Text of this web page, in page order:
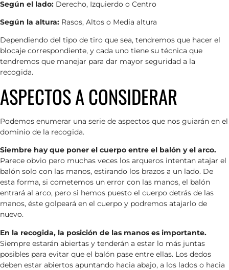
Según el lado: Derecho, Izquierdo o Centro
Según la altura: Rasos, Altos o Media altura
Dependiendo del tipo de tiro que sea, tendremos que hacer el
blocaje correspondiente, y cada uno tiene su técnica que
tendremos que manejar para dar mayor seguridad a la
recogida.
ASPECTOS A CONSIDERAR
Podemos enumerar una serie de aspectos que nos guiarán en el
dominio de la recogida.
Siembre hay que poner el cuerpo entre el balón y el arco.
Parece obvio pero muchas veces los arqueros intentan atajar el
balón solo con las manos, estirando los brazos a un lado. De
esta forma, si cometemos un error con las manos, el balón
entrará al arco, pero si hemos puesto el cuerpo detrás de las
manos, éste golpeará en el cuerpo y podremos atajarlo de
nuevo.
En la recogida, la posición de las manos es importante.
Siempre estarán abiertas y tenderán a estar lo más juntas
posibles para evitar que el balón pase entre ellas. Los dedos
deben estar abiertos apuntando hacia abajo, a los lados o hacia